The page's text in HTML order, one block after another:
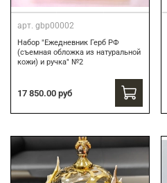
арт. gbp00002
Набор "Ежедневник Герб РФ
(съемная обложка из натуральной
кожи) и ручка" №2
17 850.00 руб